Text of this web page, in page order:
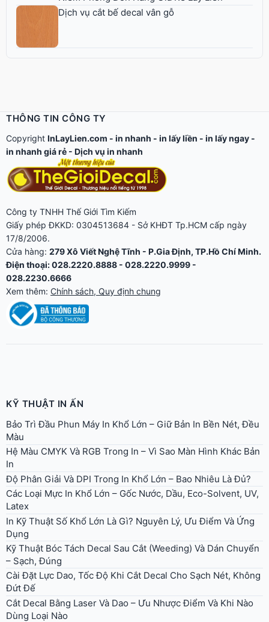
Dịch vụ cắt bế decal vân gỗ
THÔNG TIN CÔNG TY
Copyright InLayLien.com - in nhanh - in lấy liền - in lấy ngay -
in nhanh giá rẻ - Dịch vụ in nhanh
Công ty TNHH Thế Giới Tìm Kiếm
Giấy phép ĐKKD: 0304513684 - Sở KHĐT Tp.HCM cấp ngày
17/8/2006.
Cửa hàng: 279 Xô Viết Nghệ Tĩnh - P.Gia Định, TP.Hồ Chí Minh.
Điện thoại: 028.2220.8888 - 028.2220.9999 -
028.2230.6666
Xem thêm: Chính sách, Quy định chung
KỸ THUẬT IN ẤN
Bảo Trì Đầu Phun Máy In Khổ Lớn – Giữ Bản In Bền Nét, Đều
Màu
Hệ Màu CMYK Và RGB Trong In – Vì Sao Màn Hình Khác Bản
In
Độ Phân Giải Và DPI Trong In Khổ Lớn – Bao Nhiêu Là Đủ?
Các Loại Mực In Khổ Lớn – Gốc Nước, Dầu, Eco-Solvent, UV,
Latex
In Kỹ Thuật Số Khổ Lớn Là Gì? Nguyên Lý, Ưu Điểm Và Ứng
Dụng
Kỹ Thuật Bóc Tách Decal Sau Cắt (Weeding) Và Dán Chuyển
– Sạch, Đúng
Cài Đặt Lực Dao, Tốc Độ Khi Cắt Decal Cho Sạch Nét, Không
Đứt Đế
Cắt Decal Bằng Laser Và Dao – Ưu Nhược Điểm Và Khi Nào
Dùng Loại Nào